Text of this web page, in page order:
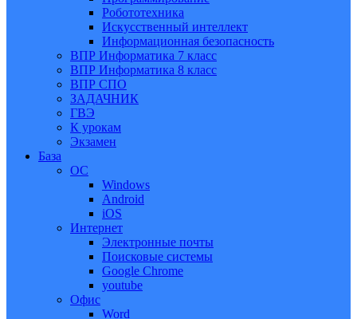
Робототехника
Искусственный интеллект
Информационная безопасность
ВПР Информатика 7 класс
ВПР Информатика 8 класс
ВПР СПО
ЗАДАЧНИК
ГВЭ
К урокам
Экзамен
База
ОС
Windows
Android
iOS
Интернет
Электронные почты
Поисковые системы
Google Chrome
youtube
Офис
Word